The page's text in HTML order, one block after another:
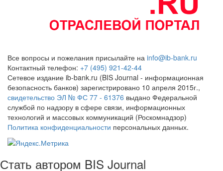
Все вопросы и пожелания присылайте на info@ib-bank.ru
Контактный телефон: +7 (495) 921-42-44
Сетевое издание ib-bank.ru (BIS Journal - информационная
безопасность банков) зарегистрировано 10 апреля 2015г.,
свидетельство ЭЛ № ФС 77 - 61376 выдано Федеральной
службой по надзору в сфере связи, информационных
технологий и массовых коммуникаций (Роскомнадзор)
Политика конфиденциальности персональных данных.
Стать автором BIS Journal